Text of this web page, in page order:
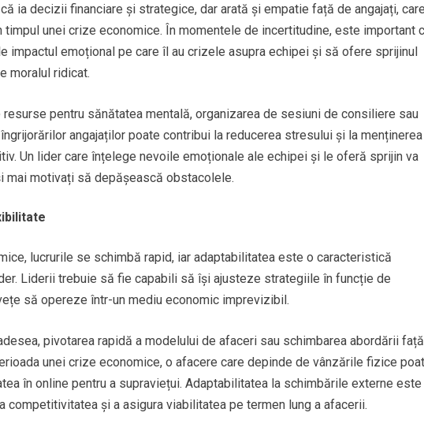
ia decizii financiare și strategice, dar arată și empatie față de angajați,
unei crize economice. În momentele de incertitudine, este important
impactul emoțional pe care îl au crizele asupra echipei și să ofere sprijinul
moralul ridicat.
pentru sănătatea mentală, organizarea de sesiuni de consiliere sau
angajaților poate contribui la reducerea stresului și la menținerea
Un lider care înțelege nevoile emoționale ale echipei și le oferă sprijin va
mai motivați să depășească obstacolele.
lucrurile se schimbă rapid, iar adaptabilitatea este o caracteristică
Liderii trebuie să fie capabili să își ajusteze strategiile în funcție de
să opereze într-un mediu economic imprevizibil.
pivotarea rapidă a modelului de afaceri sau schimbarea abordării
unei crize economice, o afacere care depinde de vânzările fizice
în online pentru a supraviețui. Adaptabilitatea la schimbările externe este
competitivitatea și a asigura viabilitatea pe termen lung a afacerii.